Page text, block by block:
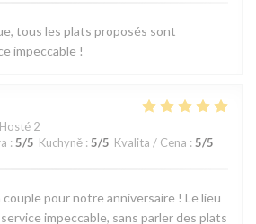
tous les plats proposés sont
impeccable !
2
: 5/5 Kuchyně : 5/5 Kvalita / Cena : 5/5
pour notre anniversaire ! Le lieu
impeccable, sans parler des plats